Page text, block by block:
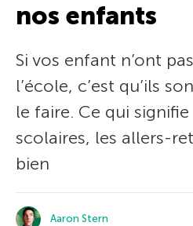
nos enfants
Si vos enfant n’ont
l’école, c’est qu’ils
le faire. Ce qui
scolaires, les allers-
bien
Aaron Stern